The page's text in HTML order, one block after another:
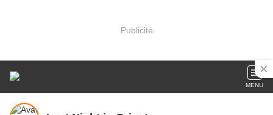
Publicité
MENU